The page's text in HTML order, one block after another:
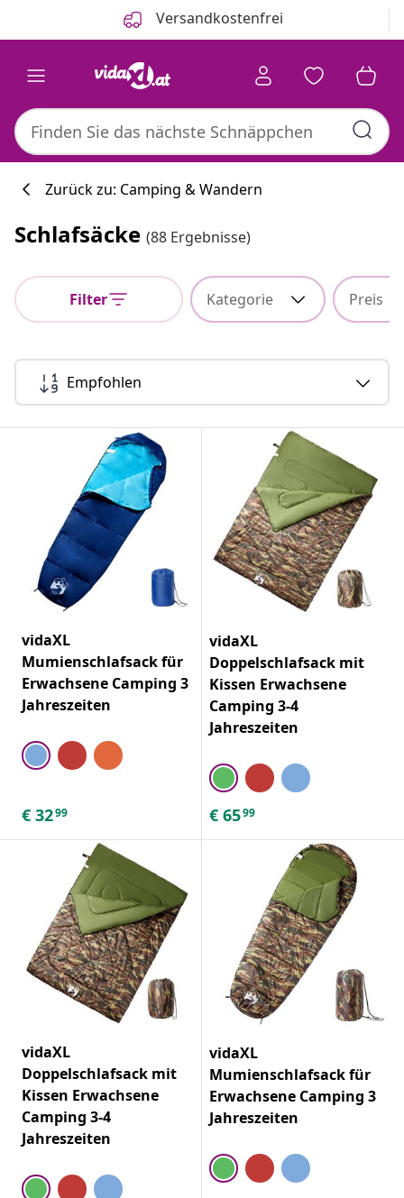
Versandkostenfrei
Zurück zu: Camping & Wandern
Schlafsäcke (88 Ergebnisse)
Filter Kategorie Preis
Empfohlen
vidaXL
Mumienschlafsack für
Erwachsene Camping 3
Jahreszeiten
€ 3299
vidaXL
Doppelschlafsack mit
Kissen Erwachsene
Camping 3-4
Jahreszeiten
€ 6599
vidaXL
Doppelschlafsack mit
Kissen Erwachsene
Camping 3-4
Jahreszeiten
vidaXL
Mumienschlafsack für
Erwachsene Camping 3
Jahreszeiten